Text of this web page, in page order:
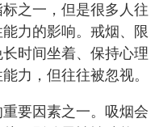
之一，但是很多人往
力的影响。戒烟、限
时间坐着、保持心理
力，但往往被忽视。
要因素之一。吸烟会